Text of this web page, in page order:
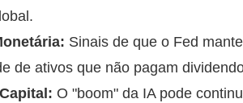
Sinais de que o Fed
de ativos que não pagam
O "boom" da IA pode